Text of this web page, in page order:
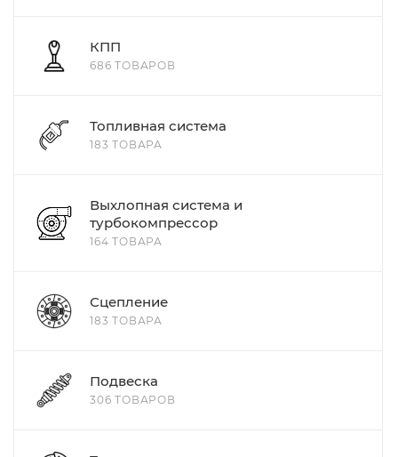
КПП
686 ТОВАРОВ
Топливная система
183 ТОВАРА
Выхлопная система и
турбокомпрессор
164 ТОВАРА
Сцепление
183 ТОВАРА
Подвеска
306 ТОВАРОВ